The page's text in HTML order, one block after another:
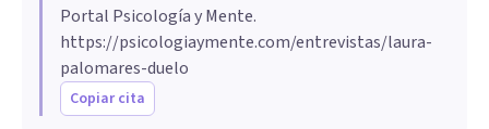
Portal Psicología y Mente.
https://psicologiaymente.com/entrevistas/laura-
palomares-duelo
Copiar cita